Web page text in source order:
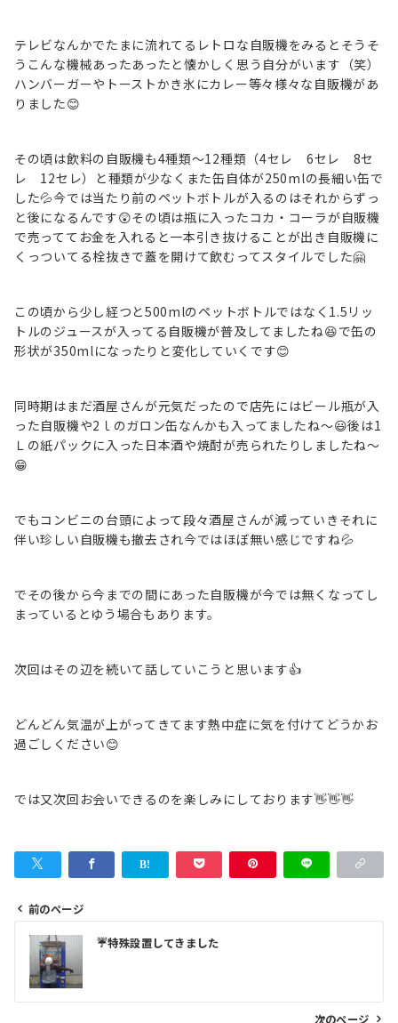
テレビなんかでたまに流れてるレトロな自販機をみるとそうそ
うこんな機械あったあったと懐かしく思う自分がいます（笑）
ハンバーガーやトーストかき氷にカレー等々様々な自販機があ
りました😊
その頃は飲料の自販機も4種類～12種類（4セレ 6セレ 8セ
レ 12セレ）と種類が少なくまた缶自体が250mlの長細い缶で
した💦今では当たり前のペットボトルが入るのはそれからずっ
と後になるんです😲その頃は瓶に入ったコカ・コーラが自販機
で売っててお金を入れると一本引き抜けることが出き自販機に
くっついてる栓抜きで蓋を開けて飲むってスタイルでした🤗
この頃から少し経つと500mlのペットボトルではなく1.5リッ
トルのジュースが入ってる自販機が普及してましたね😆で缶の
形状が350mlになったりと変化していくです😊
同時期はまだ酒屋さんが元気だったので店先にはビール瓶が入
った自販機や2ｌのガロン缶なんかも入ってましたね～😃後は1
Ｌの紙パックに入った日本酒や焼酎が売られたりしましたね～
😁
でもコンビニの台頭によって段々酒屋さんが減っていきそれに
伴い珍しい自販機も撤去され今ではほぼ無い感じですね💦
でその後から今までの間にあった自販機が今では無くなってし
まっているとゆう場合もあります。
次回はその辺を続いて話していこうと思います👍
どんどん気温が上がってきてます熱中症に気を付けてどうかお
過ごしください😊
では又次回お会いできるのを楽しみにしております👋👋👋
投
稿
ナ
ビ
前のページ
☔特殊設置してきました
次のページ